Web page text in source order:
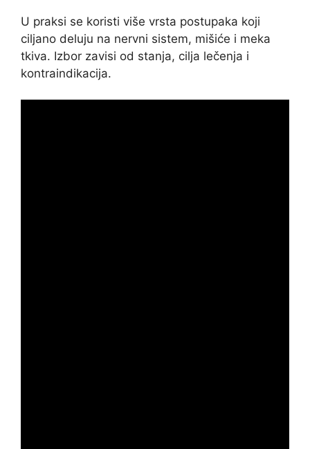
U praksi se koristi više vrsta postupaka koji
ciljano deluju na nervni sistem, mišiće i meka
tkiva. Izbor zavisi od stanja, cilja lečenja i
kontraindikacija.